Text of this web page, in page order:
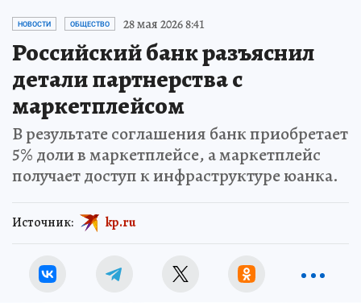
НОВОСТИ ОБЩЕСТВО 28 мая 2026 8:41
Российский банк разъяснил
детали партнерства с
маркетплейсом
В результате соглашения банк приобретает
5% доли в маркетплейсе, а маркетплейс
получает доступ к инфраструктуре юанка.
Источник: kp.ru